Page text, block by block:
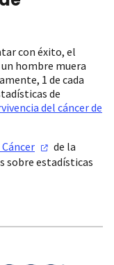
con éxito, el
hombre muera
1 de cada
de
del cáncer de
Cáncer
de la
sobre estadísticas